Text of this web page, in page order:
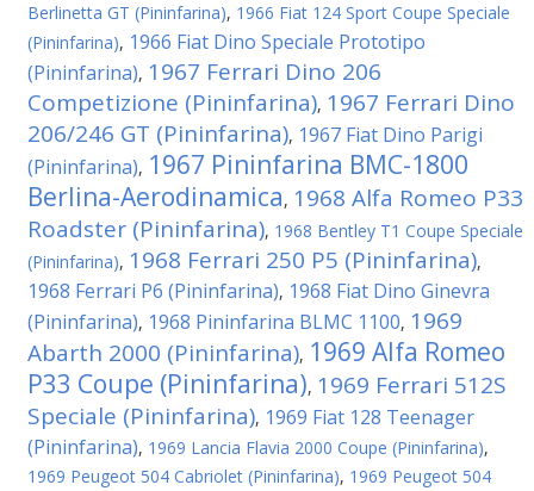
Berlinetta GT (Pininfarina), 1966 Fiat 124 Sport Coupe Speciale
(Pininfarina), 1966 Fiat Dino Speciale Prototipo
(Pininfarina), 1967 Ferrari Dino 206
Competizione (Pininfarina), 1967 Ferrari Dino
206/246 GT (Pininfarina), 1967 Fiat Dino Parigi
(Pininfarina), 1967 Pininfarina BMC-1800
Berlina-Aerodinamica, 1968 Alfa Romeo P33
Roadster (Pininfarina), 1968 Bentley T1 Coupe Speciale
(Pininfarina), 1968 Ferrari 250 P5 (Pininfarina),
1968 Ferrari P6 (Pininfarina), 1968 Fiat Dino Ginevra
(Pininfarina), 1968 Pininfarina BLMC 1100, 1969
Abarth 2000 (Pininfarina), 1969 Alfa Romeo
P33 Coupe (Pininfarina), 1969 Ferrari 512S
Speciale (Pininfarina), 1969 Fiat 128 Teenager
(Pininfarina), 1969 Lancia Flavia 2000 Coupe (Pininfarina),
1969 Peugeot 504 Cabriolet (Pininfarina), 1969 Peugeot 504